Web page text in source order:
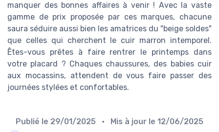
manquer des bonnes affaires à venir ! Avec la vaste
gamme de prix proposée par ces marques, chacune
saura séduire aussi bien les amatrices du "beige soldes"
que celles qui cherchent le cuir marron intemporel.
Êtes-vous prêtes à faire rentrer le printemps dans
votre placard ? Chaques chaussures, des babies cuir
aux mocassins, attendent de vous faire passer des
journées stylées et confortables.
Publié le 29/01/2025 • Mis à jour le 12/06/2025